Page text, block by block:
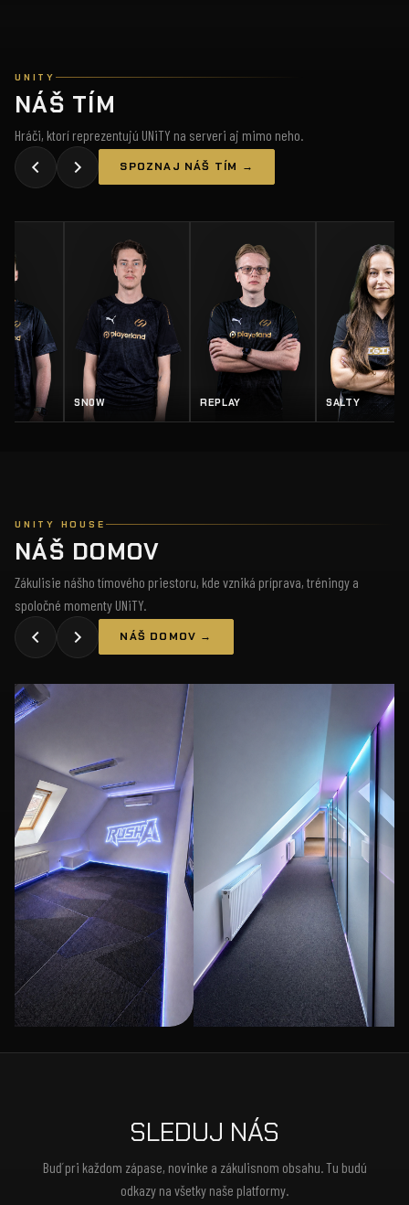
UNITY
NÁŠ TÍM
Hráči, ktorí reprezentujú UNiTY na serveri aj mimo neho.
SPOZNAJ NÁŠ TÍM →
SN0W REPLAY SALTY
UNITY HOUSE
NÁŠ DOMOV
Zákulisie nášho tímového priestoru, kde vzniká príprava, tréningy a
spoločné momenty UNiTY.
NÁŠ DOMOV →
SLEDUJ NÁS
Buď pri každom zápase, novinke a zákulisnom obsahu. Tu budú
odkazy na všetky naše platformy.